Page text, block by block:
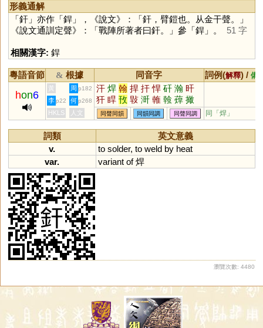
形義通解
「釬」亦作「銲」，《說文》：「釬，臂鎧也。从金干聲。」
《說文通訓定聲》：「戰陣所著者曰釬。」參「銲」。 51 字
相關漢字: 銲
粵語音節 & 根據 同音字 詞例(解釋) / 備
hon6
黃 周 p182 汗 焊 翰 捍 扞 悍 矸 瀚 旰
犴 睅 攼 㪋 涆 雗 螒 蔊 撖
鳱 馯 閈 豻 鶾 駻 銲
李 p22 何 p268
HKLS 人文 同聲同韻 同韻同調 同聲同調 同「焊 」
詞類
英文意義
v.
to solder, to weld by heat
var.
variant of焊
瀏覽次數: 4480